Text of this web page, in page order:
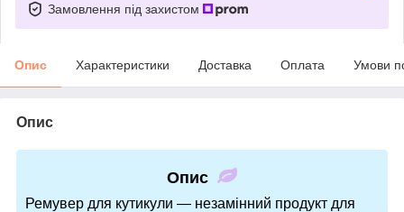
Замовлення під захистом
Опис Характеристики Доставка Оплата Умови
Опис
Опис
Ремувер для кутикули — незамінний продукт для